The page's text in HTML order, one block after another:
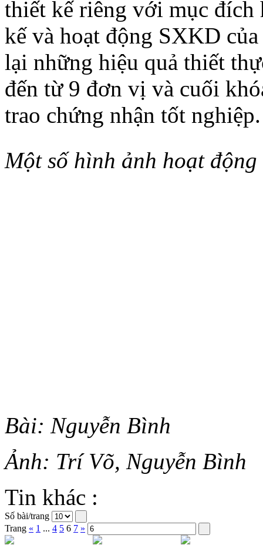
thiết kế riêng với mục đích
kế và hoạt động SXKD
lại những hiệu quả thiết
đến từ 9 đơn vị và cuối
trao chứng nhận tốt nghiệp.
Một số hình ảnh hoạt
Bài: Nguyễn Bình
Ảnh: Trí Võ, Nguyễn Bình
Tin khác :
Số bài/trang
Trang « 1 ... 4 5 6 7 »